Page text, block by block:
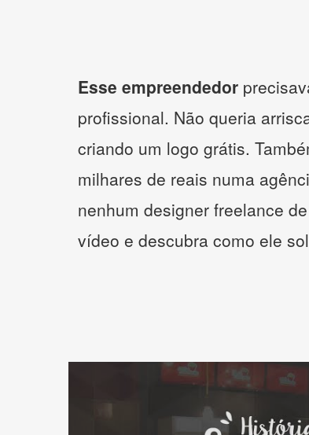
Esse empreendedor
profissional. Não queria
criando um logo grátis.
milhares de reais numa
nenhum designer freelance
vídeo e descubra como ele